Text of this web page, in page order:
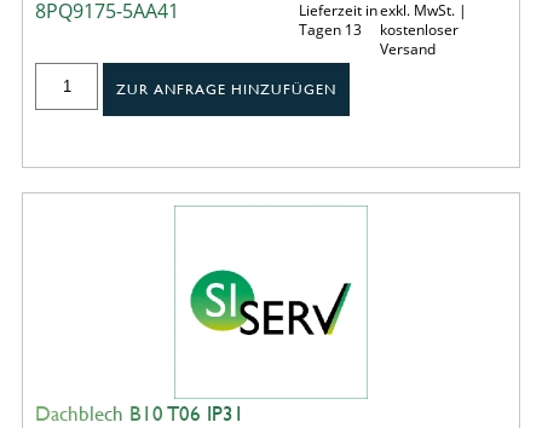
8PQ9175-5AA41
Lieferzeit in
Tagen 13
exkl. MwSt. |
kostenloser
Versand
ZUR ANFRAGE HINZUFÜGEN
Dachblech B10 T06 IP31